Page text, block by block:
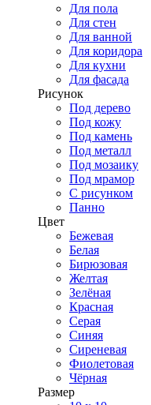
Для пола
Для стен
Для ванной
Для коридора
Для кухни
Для фасада
Рисунок
Под дерево
Под кожу
Под камень
Под металл
Под мозаику
Под мрамор
С рисунком
Панно
Цвет
Бежевая
Белая
Бирюзовая
Желтая
Зелёная
Красная
Серая
Синяя
Сиреневая
Фиолетовая
Чёрная
Размер